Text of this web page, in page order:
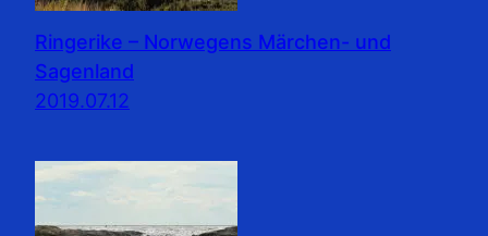
Ringerike – Norwegens Märchen- und
Sagenland
2019.07.12